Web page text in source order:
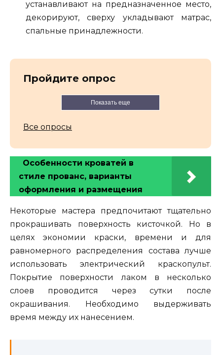
устанавливают на предназначенное место,
декорируют, сверху укладывают матрас,
спальные принадлежности.
Пройдите опрос
Показать еще
Все опросы
Особенности кроватей в
стиле прованс, варианты
оформления и размещения
Некоторые мастера предпочитают тщательно
прокрашивать поверхность кисточкой. Но в
целях экономии краски, времени и для
равномерного распределения состава лучше
использовать электрический краскопульт.
Покрытие поверхности лаком в несколько
слоев проводится через сутки после
окрашивания. Необходимо выдерживать
время между их нанесением.